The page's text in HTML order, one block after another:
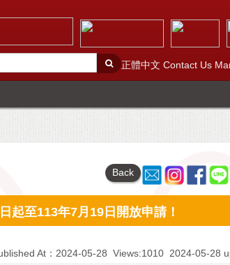
正體中文 Contact Us
Back
起至113年7月19日開放申請！
At：2024-05-28 Views:1010 2024-05-28